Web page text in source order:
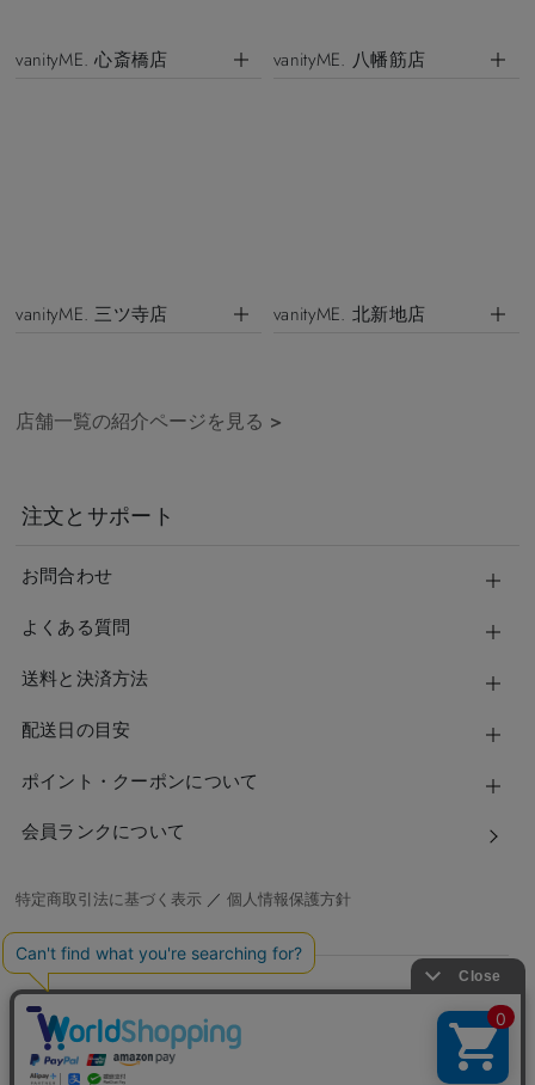
vanityME. 心斎橋店 vanityME. 八幡筋店
vanityME. 三ツ寺店 vanityME. 北新地店
店舗一覧の紹介ページを見る >
注文とサポート
お問合わせ
よくある質問
送料と決済方法
配送日の目安
ポイント・クーポンについて
会員ランクについて
特定商取引法に基づく表示 ／個人情報保護方針